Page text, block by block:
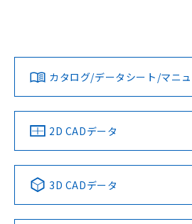
カタログ/データシート/マニ
2D CADデータ
3D CADデータ
既に当社にて対応品への在
していることから、特段の
り、2022年1月12日より割
す。